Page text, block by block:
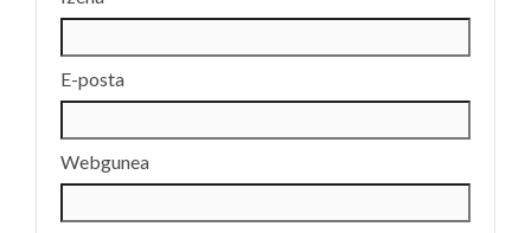
E-posta
Webgunea